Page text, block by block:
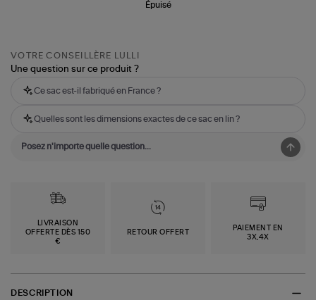
Épuisé
VOTRE CONSEILLÈRE LULLI
Une question sur ce produit ?
Ce sac est-il fabriqué en France ?
Quelles sont les dimensions exactes de ce sac en lin ?
LIVRAISON
OFFERTE DÈS 150
€
RETOUR OFFERT
PAIEMENT EN
3X,4X
DESCRIPTION